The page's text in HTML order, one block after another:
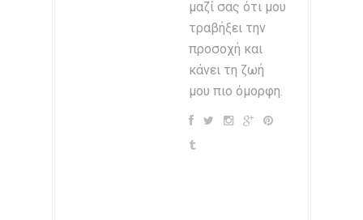
μαζί σας ότι μου
τραβήξει την
προσοχή και
κάνει τη ζωή
μου πιο όμορφη.